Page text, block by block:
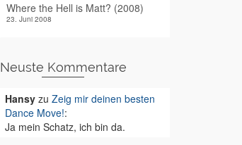
Where the Hell is Matt? (2008)
23. Juni 2008
Neuste Kommentare
Hansyzu Zeig mir deinen besten
Dance Move!:
Ja mein Schatz, ich bin da.